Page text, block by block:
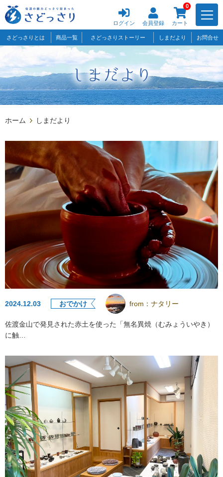
ログイン 会員登録
0
カート
さどっさりとは 商品一覧 さどっさりストーリー しまだより お問合せ
ホーム しまだより
2024.12.03 おでかけ from： ナタリー
佐渡金山で発見された赤土を使った「無名異焼（むみょういやき）
に触…